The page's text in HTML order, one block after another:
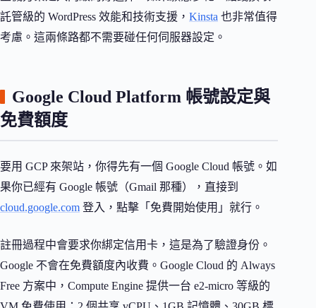
託管級的 WordPress 效能和技術支援， Kinsta 也非常值得
考慮。這兩條路都不需要碰任何伺服器設定。
Google Cloud Platform 帳號設定與
免費額度
要用 GCP 來架站，你得先有一個 Google Cloud 帳號。如
果你已經有 Google 帳號（Gmail 那種），直接到
cloud.google.com 登入，點擊「免費開始使用」就行。
註冊過程中會要求你綁定信用卡，這是為了驗證身份。
Google 不會在免費額度內收費。Google Cloud 的 Always
Free 方案中，Compute Engine 提供一台 e2-micro 等級的